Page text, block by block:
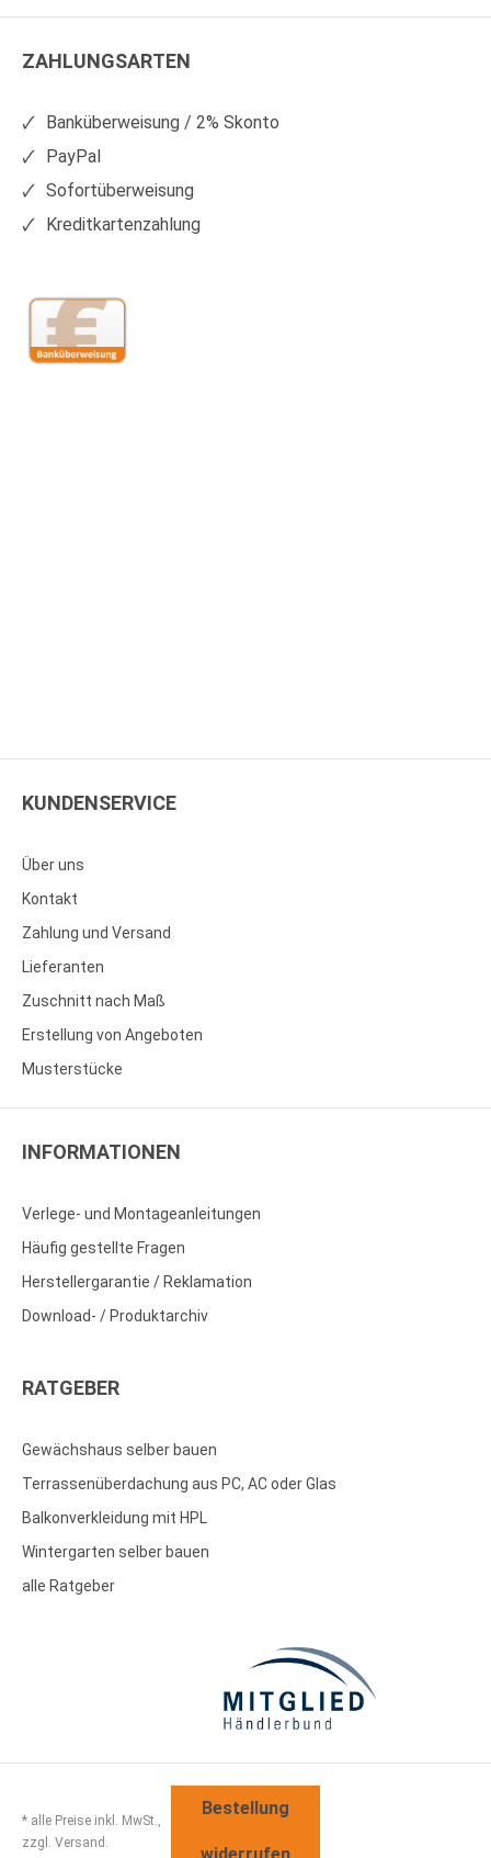
auf
auf
ZAHLUNGSARTEN
Banküberweisung / 2% Skonto
PayPal
Sofortüberweisung
Kreditkartenzahlung
KUNDENSERVICE
Über uns
Kontakt
Zahlung und Versand
Lieferanten
Zuschnitt nach Maß
Erstellung von Angeboten
Musterstücke
INFORMATIONEN
Verlege- und Montageanleitungen
Häufig gestellte Fragen
Herstellergarantie / Reklamation
Download- / Produktarchiv
RATGEBER
Gewächshaus selber bauen
Terrassenüberdachung aus PC, AC oder Glas
Balkonverkleidung mit HPL
Wintergarten selber bauen
alle Ratgeber
* alle Preise inkl. MwSt.,
zzgl. Versand.
Bestellung
widerrufen